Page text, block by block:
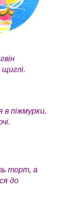
щиглі.
в піжмурки,
торт, а
до